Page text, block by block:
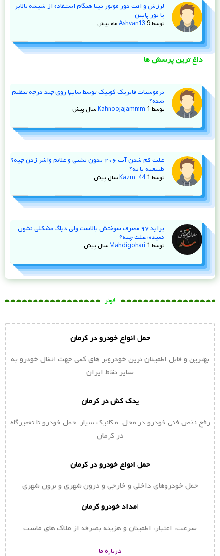
لرزش و افت دور موتور تیبا هنگام استفاده از شیشه‌ بالابر
یا نور پایین
توسط Ashvan13 9 ماه پیش
داغ ترین پرسش ها
ترموستات فابریک کوییک توسط سایپا روی چند درجه تنظیم
شده؟
توسط Kahnoojajammm 1 سال پیش
علت کم شدن آب ۲۰۶ بدون نشتی و علائم واشر زدن چیه؟
طبیعیه یا نه؟
توسط Kazm_44 1 سال پیش
پراید ۹۷ مصرف سوختش بالاست ولی دیاگ مشکلی نشون
نمیده؛ علت چیه؟
توسط Mahdigohari 1 سال پیش
فوتر
حمل انواع خودرو در کرمان
بهترین و قابل اطمینان ترین خودروبر های کفی جهت انقال خودرو به
سایر نقاط ایران
یدک کش در کرمان
رفع نقص فنی خودرو در محل، مکانیک سیار، حمل خودرو تا تعمیرگاه
در کرمان
حمل انواع خودرو در کرمان
حمل خودروهای داخلی و خارجی و درون شهری و برون شهری
امداد خودرو کرمان
سرعت، اعتبار، اطمینان و هزینه بصرفه از ملاک های ماست
درباره ما